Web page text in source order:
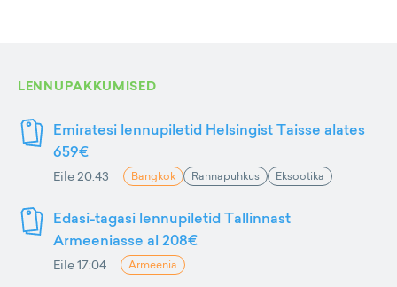
LENNUPAKKUMISED
Emiratesi lennupiletid Helsingist Taisse alates
659€
Eile 20:43 Bangkok Rannapuhkus Eksootika
Edasi-tagasi lennupiletid Tallinnast
Armeeniasse al 208€
Eile 17:04 Armeenia